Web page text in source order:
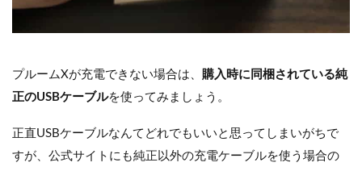
プルームXが充電できない場合は、 購入時に同梱されている純
正のUSBケーブルを使ってみましょう。
正直USBケーブルなんてどれでもいいと思ってしまいがちで
すが、公式サイトにも純正以外の充電ケーブルを使う場合の